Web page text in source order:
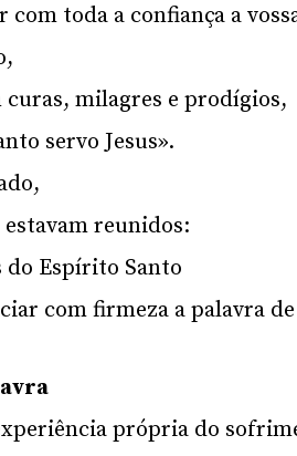
com toda a confiança a
curas, milagres e prodígios,
servo Jesus».
reunidos:
do Espírito Santo
com firmeza a palavra
própria do